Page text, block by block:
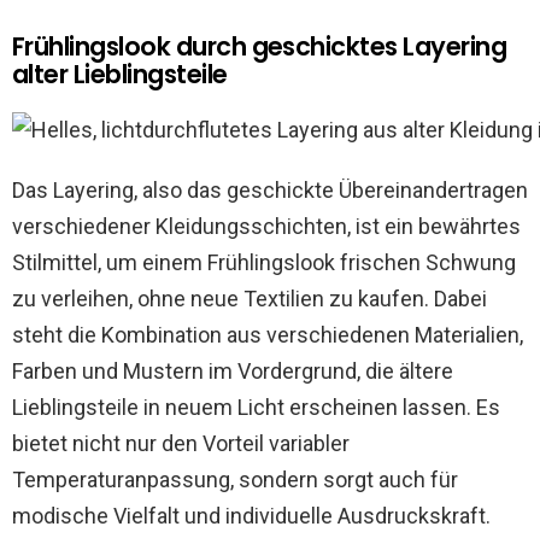
Frühlingslook durch geschicktes Layering
alter Lieblingsteile
Das Layering, also das geschickte Übereinandertragen
verschiedener Kleidungsschichten, ist ein bewährtes
Stilmittel, um einem Frühlingslook frischen Schwung
zu verleihen, ohne neue Textilien zu kaufen. Dabei
steht die Kombination aus verschiedenen Materialien,
Farben und Mustern im Vordergrund, die ältere
Lieblingsteile in neuem Licht erscheinen lassen. Es
bietet nicht nur den Vorteil variabler
Temperaturanpassung, sondern sorgt auch für
modische Vielfalt und individuelle Ausdruckskraft.